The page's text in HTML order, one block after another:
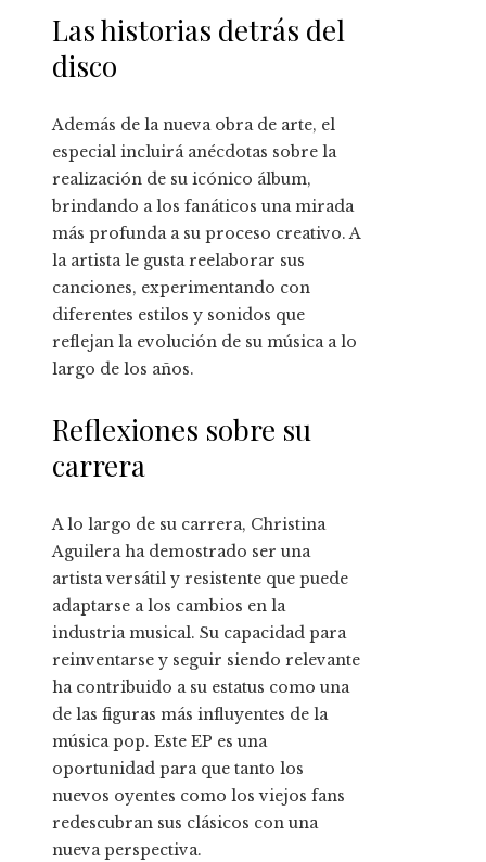
Las historias detrás del
disco
Además de la nueva obra de arte, el
especial incluirá anécdotas sobre la
realización de su icónico álbum,
brindando a los fanáticos una mirada
más profunda a su proceso creativo. A
la artista le gusta reelaborar sus
canciones, experimentando con
diferentes estilos y sonidos que
reflejan la evolución de su música a lo
largo de los años.
Reflexiones sobre su
carrera
A lo largo de su carrera, Christina
Aguilera ha demostrado ser una
artista versátil y resistente que puede
adaptarse a los cambios en la
industria musical. Su capacidad para
reinventarse y seguir siendo relevante
ha contribuido a su estatus como una
de las figuras más influyentes de la
música pop. Este EP es una
oportunidad para que tanto los
nuevos oyentes como los viejos fans
redescubran sus clásicos con una
nueva perspectiva.